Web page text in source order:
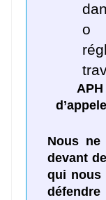
o
Nous
devant
qui nous